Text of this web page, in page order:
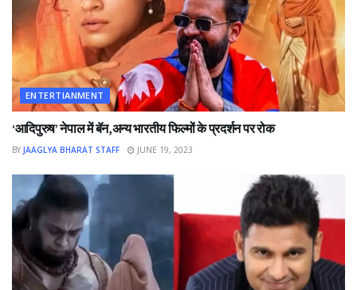
ENTERTIANMENT
‘आदिपुरुष’ नेपाल में बॅन,अन्य भारतीय फिल्मों के प्रदर्शन पर रोक
BY JAAGLYA BHARAT STAFF JUNE 19, 2023